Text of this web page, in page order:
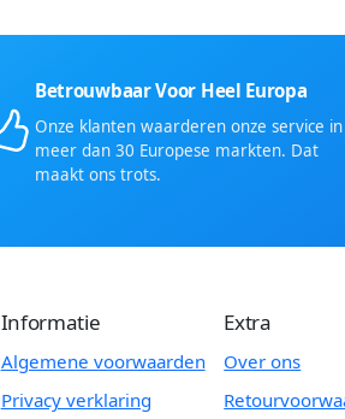
Betrouwbaar Voor Heel Europa
Onze klanten waarderen onze service in
meer dan 30 Europese markten. Dat
maakt ons trots.
Informatie
Algemene voorwaarden
Privacy verklaring
Extra
Over ons